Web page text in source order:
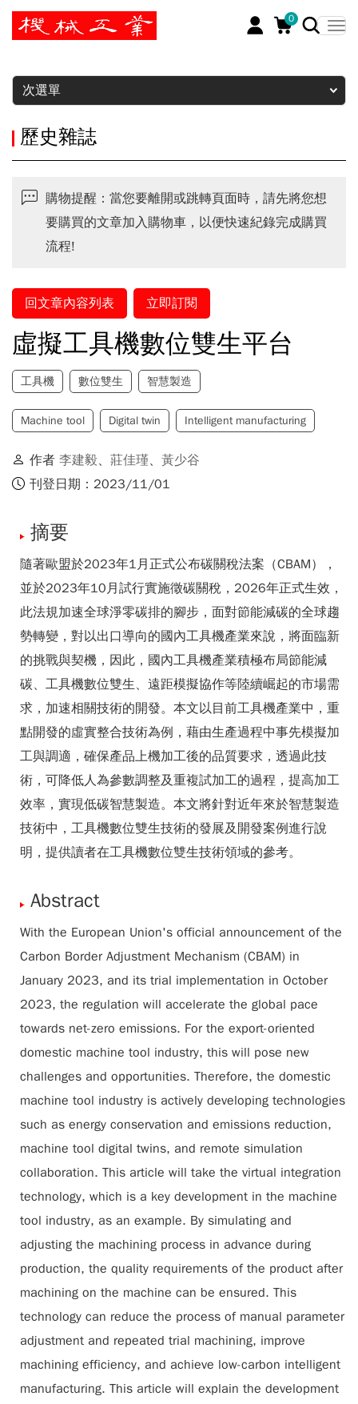
0
暫停
次選單
歷史雜誌
購物提醒：當您要離開或跳轉頁面時，請先將您想
要購買的文章加入購物車，以便快速紀錄完成購買
流程!
回文章內容列表 立即訂閱
虛擬工具機數位雙生平台
工具機 數位雙生 智慧製造
Machine tool Digital twin Intelligent manufacturing
作者 李建毅、 莊佳瑾、 黃少谷
刊登日期：2023/11/01
摘要
隨著歐盟於2023年1月正式公布碳關稅法案（CBAM），
並於2023年10月試行實施徵碳關稅，2026年正式生效，
此法規加速全球淨零碳排的腳步，面對節能減碳的全球趨
勢轉變，對以出口導向的國內工具機產業來說，將面臨新
的挑戰與契機，因此，國內工具機產業積極布局節能減
碳、工具機數位雙生、遠距模擬協作等陸續崛起的市場需
求，加速相關技術的開發。本文以目前工具機產業中，重
點開發的虛實整合技術為例，藉由生產過程中事先模擬加
工與調適，確保產品上機加工後的品質要求，透過此技
術，可降低人為參數調整及重複試加工的過程，提高加工
效率，實現低碳智慧製造。本文將針對近年來於智慧製造
技術中，工具機數位雙生技術的發展及開發案例進行說
明，提供讀者在工具機數位雙生技術領域的參考。
Abstract
With the European Union's official announcement of the
Carbon Border Adjustment Mechanism (CBAM) in
January 2023, and its trial implementation in October
2023, the regulation will accelerate the global pace
towards net-zero emissions. For the export-oriented
domestic machine tool industry, this will pose new
challenges and opportunities. Therefore, the domestic
machine tool industry is actively developing technologies
such as energy conservation and emissions reduction,
machine tool digital twins, and remote simulation
collaboration. This article will take the virtual integration
technology, which is a key development in the machine
tool industry, as an example. By simulating and
adjusting the machining process in advance during
production, the quality requirements of the product after
machining on the machine can be ensured. This
technology can reduce the process of manual parameter
adjustment and repeated trial machining, improve
machining efficiency, and achieve low-carbon intelligent
manufacturing. This article will explain the development